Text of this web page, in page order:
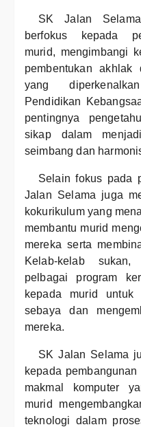
SK Jalan
berfokus kepada
murid, mengimbangi
pembentukan
yang
Pendidikan
pentingnya
sikap dalam
seimbang dan
Selain fokus pada
Jalan Selama juga
kokurikulum yang
membantu murid
mereka serta
Kelab-kelab
pelbagai program
kepada murid untuk
sebaya dan
mereka.
SK Jalan Selama
kepada
makmal komputer
murid
teknologi dalam